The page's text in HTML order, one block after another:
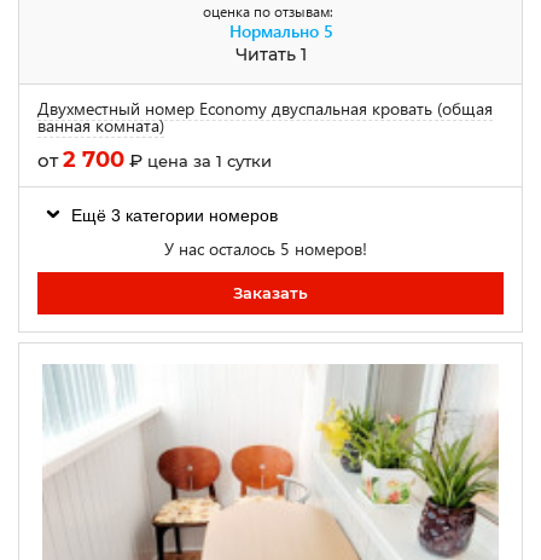
оценка по отзывам:
Нормально 5
Читать 1
Двухместный номер Economy двуспальная кровать (общая
ванная комната)
от2 700 ₽ цена за 1 сутки
Ещё 3 категории номеров
У нас осталось 5 номеров!
Заказать